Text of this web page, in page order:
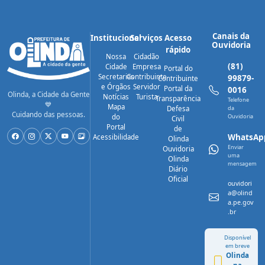
Olinda, a Cidade da Gente
💙
Cuidando das pessoas.
Institucional
Nossa
Cidade
Secretarias
e Órgãos
Notícias
Mapa
do
Portal
Acessibilidade
Serviços
Cidadão
Empresa
Contribuinte
Servidor
Turista
Acesso
rápido
Portal do
Contribuinte
Portal da
Transparência
Defesa
Civil
de
Olinda
Ouvidoria
Olinda
Diário
Oficial
Canais da
Ouvidoria
(81)
99879-
0016
Telefone
da
Ouvidoria
Enviar
uma
mensagem
ouvidori
a@olind
a.pe.gov
.br
Disponível
em breve
Olinda